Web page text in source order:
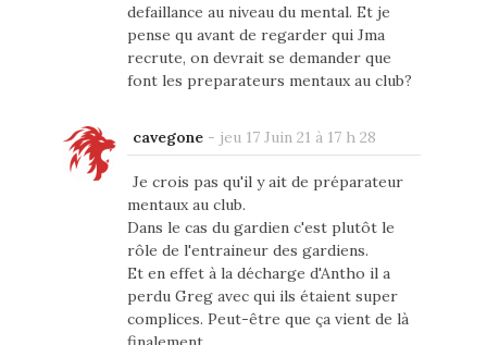
defaillance au niveau du mental. Et je
pense qu avant de regarder qui Jma
recrute, on devrait se demander que
font les preparateurs mentaux au club?
cavegone- jeu 17 Juin 21 à 17 h 28
Je crois pas qu'il y ait de préparateur
mentaux au club.
Dans le cas du gardien c'est plutôt le
rôle de l'entraineur des gardiens.
Et en effet à la décharge d'Antho il a
perdu Greg avec qui ils étaient super
complices. Peut-être que ça vient de là